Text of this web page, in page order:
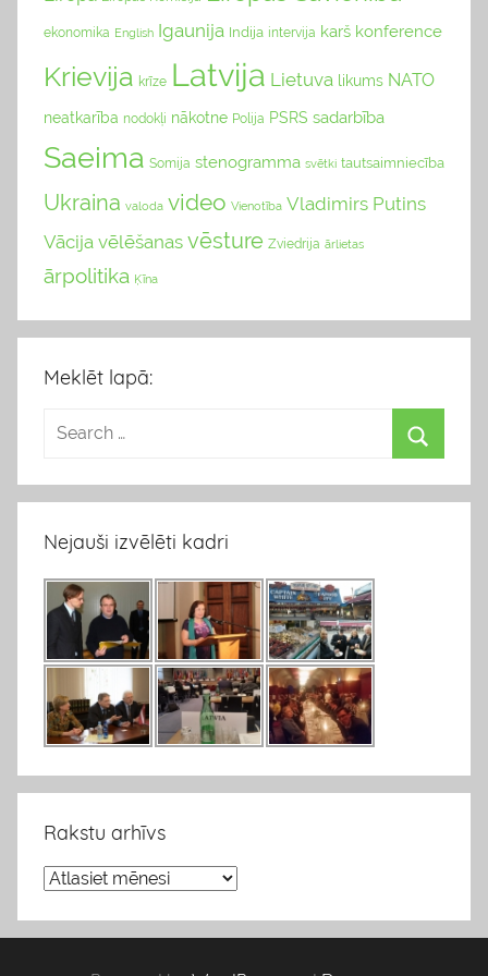
ekonomika English Igaunija Indija intervija karš konference
Krievija krīze Latvija Lietuva likums NATO
neatkarība nodokļi nākotne Polija PSRS sadarbība
Saeima Somija stenogramma svētki tautsaimniecība
Ukraina valoda video Vienotība Vladimirs Putins
Vācija vēlēšanas vēsture Zviedrija ārlietas
ārpolitika Ķīna
Meklēt lapā:
Nejauši izvēlēti kadri
Rakstu arhīvs
R
k